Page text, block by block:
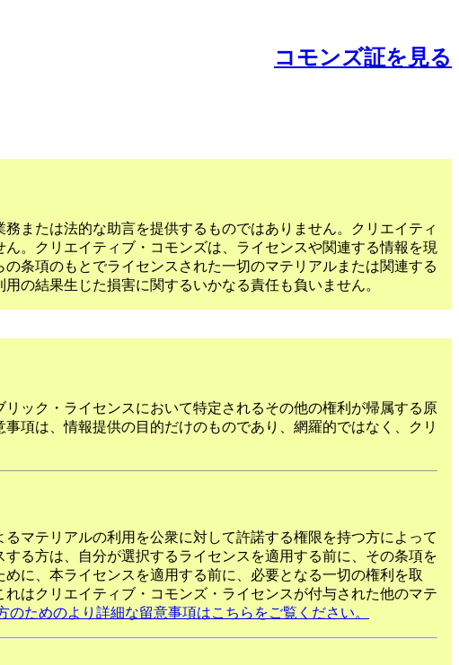
コモンズ証を見る
または法的な助言を提供するものではありません。クリエイティ
。クリエイティブ・コモンズは、ライセンスや関連する情報を現
条項のもとでライセンスされた一切のマテリアルまたは関連する
の結果生じた損害に関するいかなる責任も負いません。
ック・ライセンスにおいて特定されるその他の権利が帰属する原
項は、情報提供の目的だけのものであり、網羅的ではなく、クリ
マテリアルの利用を公衆に対して許諾する権限を持つ方によって
る方は、自分が選択するライセンスを適用する前に、その条項を
に、本ライセンスを適用する前に、必要となる一切の権利を取
はクリエイティブ・コモンズ・ライセンスが付与された他のマテ
のためのより詳細な留意事項はこちらをご覧ください。